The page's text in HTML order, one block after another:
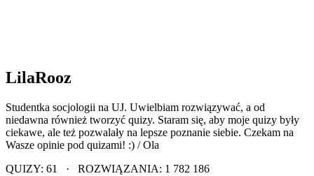
LilaRooz
Studentka socjologii na UJ. Uwielbiam rozwiązywać, a od
niedawna również tworzyć quizy. Staram się, aby moje quizy były
ciekawe, ale też pozwalały na lepsze poznanie siebie. Czekam na
Wasze opinie pod quizami! :) / Ola
QUIZY: 61 · ROZWIĄZANIA: 1 782 186